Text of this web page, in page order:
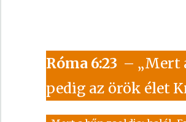
Róma 6:23 – „Mert
pedig az örök élet